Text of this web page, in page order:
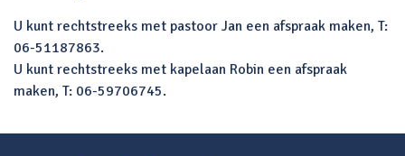
U kunt rechtstreeks met pastoor Jan een afspraak maken, T:
06-51187863.
U kunt rechtstreeks met kapelaan Robin een afspraak
maken, T: 06-59706745.
Bericht navigatie